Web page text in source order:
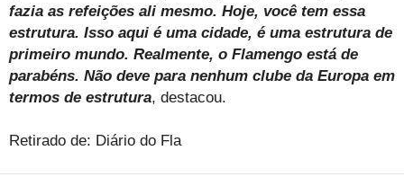
fazia as refeições ali mesmo. Hoje, você tem essa
estrutura. Isso aqui é uma cidade, é uma estrutura de
primeiro mundo. Realmente, o Flamengo está de
parabéns. Não deve para nenhum clube da Europa em
termos de estrutura, destacou.
Retirado de: Diário do Fla